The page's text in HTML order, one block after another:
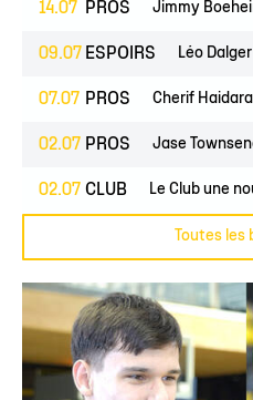
14.07 PROS Jimmy
09.07 ESPOIRS Léo
07.07 PROS Cherif
02.07 PROS Jase
02.07 CLUB Le Club une
Toutes les